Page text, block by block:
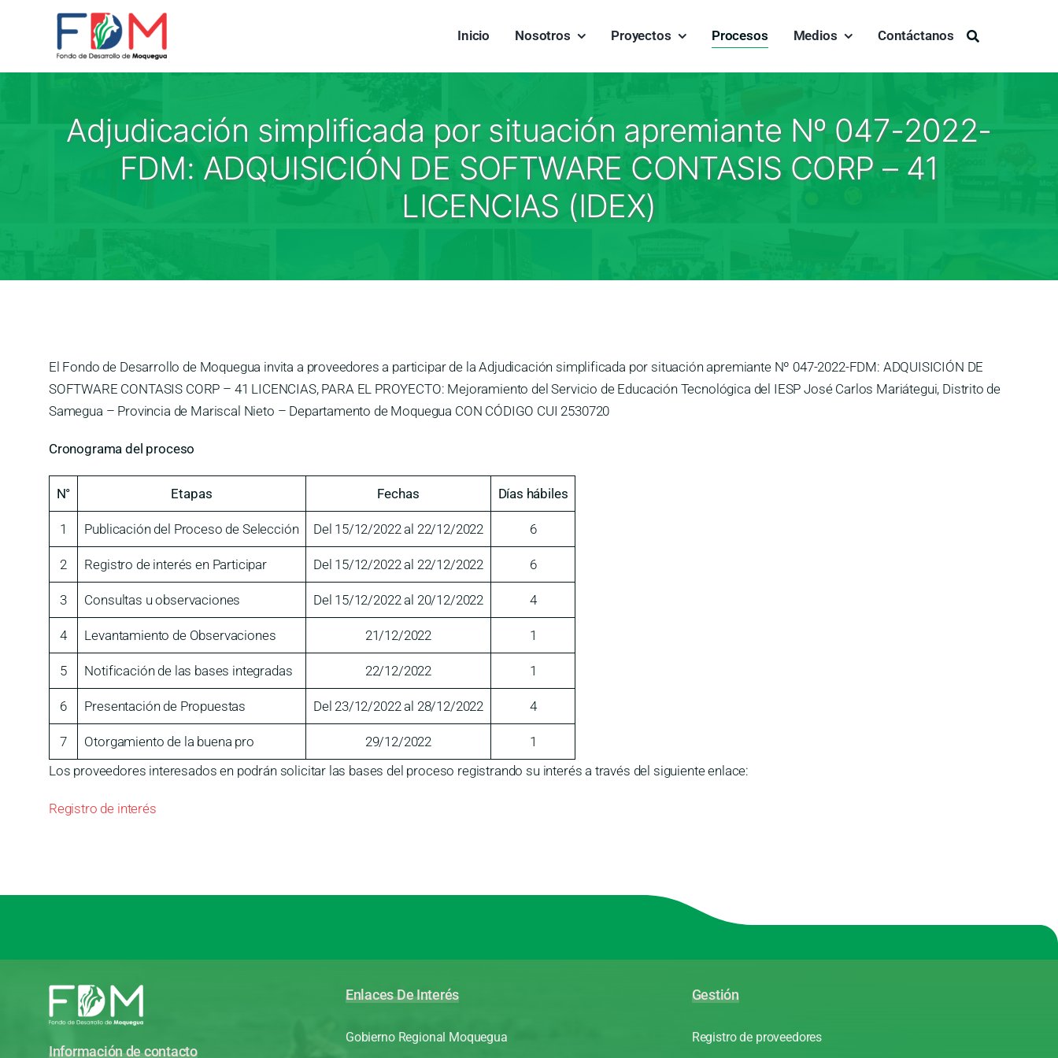
Skip to content
Inicio
Nosotros Proyectos Procesos Medios Contáctanos
Buscar:
Adjudicación simplificada por situación apremiante Nº 047-2022-
FDM: ADQUISICIÓN DE SOFTWARE CONTASIS CORP – 41
LICENCIAS (IDEX)
El Fondo de Desarrollo de Moquegua invita a proveedores a participar de la Adjudicación simplificada por situación apremiante Nº 047-2022-FDM: ADQUISICIÓN DE
SOFTWARE CONTASIS CORP – 41 LICENCIAS, PARA EL PROYECTO: Mejoramiento del Servicio de Educación Tecnológica del IESP José Carlos Mariátegui, Distrito de
Samegua – Provincia de Mariscal Nieto – Departamento de Moquegua CON CÓDIGO CUI 2530720
Cronograma del proceso
N° Etapas Fechas Días hábiles
1 Publicación del Proceso de Selección Del 15/12/2022 al 22/12/2022 6
2 Registro de interés en Participar Del 15/12/2022 al 22/12/2022 6
3 Consultas u observaciones Del 15/12/2022 al 20/12/2022 4
4 Levantamiento de Observaciones 21/12/2022 1
5 Notificación de las bases integradas 22/12/2022 1
6 Presentación de Propuestas Del 23/12/2022 al 28/12/2022 4
7 Otorgamiento de la buena pro 29/12/2022
1
Los proveedores interesados en podrán solicitar las bases del proceso registrando su interés a través del siguiente enlace:
Registro de interés
Información de contacto
Enlaces De Interés
Gobierno Regional Moquegua
Gestión
Registro de proveedores